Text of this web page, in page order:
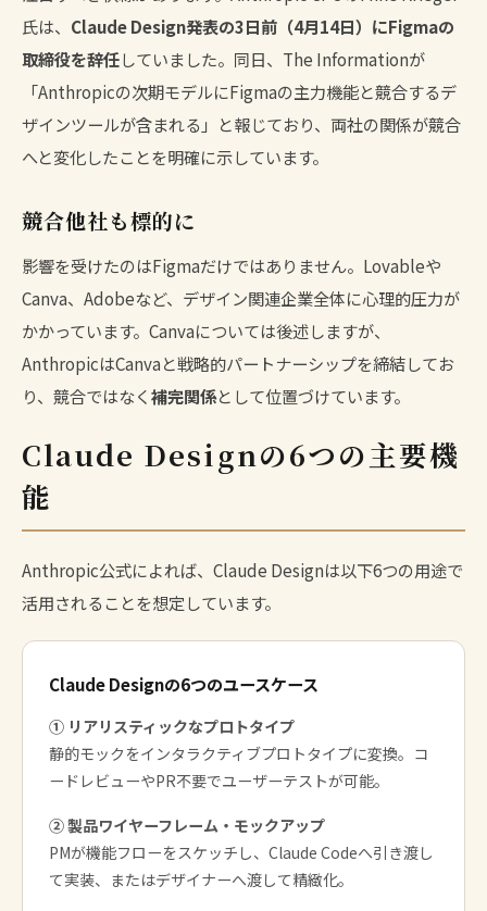
氏は、 Claude Design発表の3日前（4月14日）にFigmaの
取締役を辞任していました。同日、The Informationが
「Anthropicの次期モデルにFigmaの主力機能と競合するデ
ザインツールが含まれる」と報じており、両社の関係が競合
へと変化したことを明確に示しています。
競合他社も標的に
影響を受けたのはFigmaだけではありません。Lovableや
Canva、Adobeなど、デザイン関連企業全体に心理的圧力が
かかっています。Canvaについては後述しますが、
AnthropicはCanvaと戦略的パートナーシップを締結してお
り、競合ではなく補完関係として位置づけています。
Claude Designの6つの主要機
能
Anthropic公式によれば、Claude Designは以下6つの用途で
活用されることを想定しています。
Claude Designの6つのユースケース
① リアリスティックなプロトタイプ
静的モックをインタラクティブプロトタイプに変換。コ
ードレビューやPR不要でユーザーテストが可能。
② 製品ワイヤーフレーム・モックアップ
PMが機能フローをスケッチし、Claude Codeへ引き渡し
て実装、またはデザイナーへ渡して精緻化。